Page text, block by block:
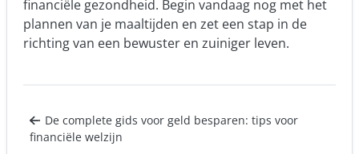
financiële gezondheid. Begin vandaag nog met het
plannen van je maaltijden en zet een stap in de
richting van een bewuster en zuiniger leven.
De complete gids voor geld besparen: tips voor
financiële welzijn